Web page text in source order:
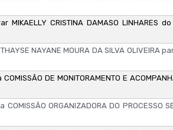
MIKAELLY CRISTINA DAMASO
NAYANE MOURA DA SILVA
DE MONITORAMENTO E
ORGANIZADORA DO PROCESSO